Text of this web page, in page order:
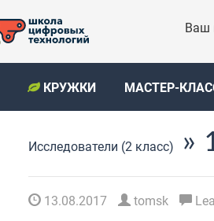
Ваш
КРУЖКИ МАСТЕР-
Исследователи (2 класс) »
13.08.2017 tomsk